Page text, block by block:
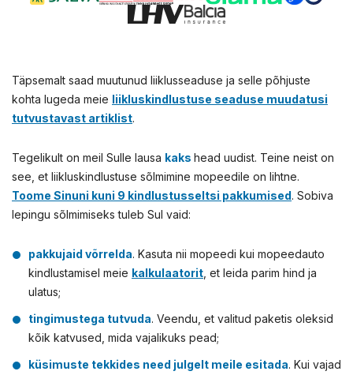
Täpsemalt saad muutunud liiklusseaduse ja selle põhjuste
kohta lugeda meie liikluskindlustuse seaduse muudatusi
tutvustavast artiklist.
Tegelikult on meil Sulle lausa kaks head uudist. Teine neist on
see, et liikluskindlustuse sõlmimine mopeedile on lihtne.
Toome Sinuni kuni 9 kindlustusseltsi pakkumised. Sobiva
lepingu sõlmimiseks tuleb Sul vaid:
pakkujaid võrrelda. Kasuta nii mopeedi kui mopeedauto
kindlustamisel meie kalkulaatorit , et leida parim hind ja
ulatus;
tingimustega tutvuda. Veendu, et valitud paketis oleksid
kõik katvused, mida vajalikuks pead;
küsimuste tekkides need julgelt meile esitada. Kui vajad